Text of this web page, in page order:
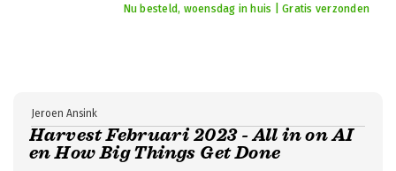
Nu besteld, woensdag in huis | Gratis verzonden
Harvest Februari 2023 - All in on AI
en How Big Things Get Done
Jeroen Ansink